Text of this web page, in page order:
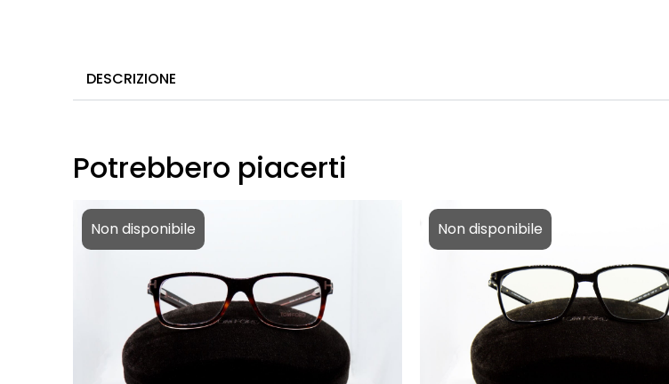
DESCRIZIONE
Potrebbero piacerti
Non disponibile Non disponibile